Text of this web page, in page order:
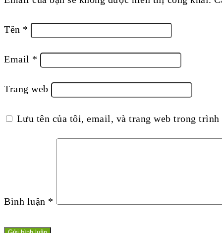
Tên *
Email *
Trang web
Lưu tên của tôi, email, và trang web trong
Bình luận *